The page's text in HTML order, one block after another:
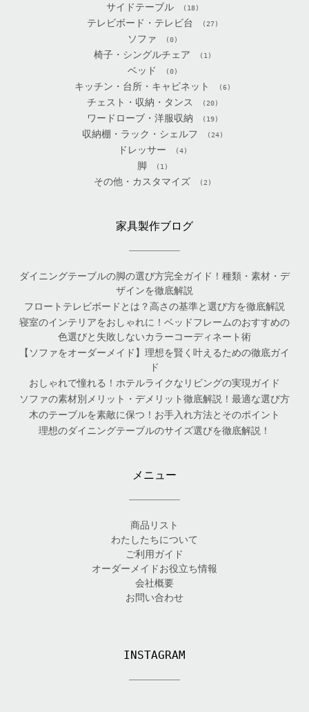
サイドテーブル (18)
テレビボード・テレビ台 (27)
ソファ (0)
椅子・シングルチェア (1)
ベッド (0)
キッチン・台所・キャビネット (6)
チェスト・収納・タンス (20)
ワードローブ・洋服収納 (19)
収納棚・ラック・シェルフ (24)
ドレッサー (4)
脚 (1)
その他・カスタマイズ (2)
家具製作ブログ
ダイニングテーブルの脚の選び方完全ガイド！種類・素材・デ
ザインを徹底解説
フロートテレビボードとは？高さの基準と選び方を徹底解説
寝室のインテリアをおしゃれに！ベッドフレームのおすすめの
色選びと失敗しないカラーコーディネート術
【ソファをオーダーメイド】理想を賢く叶えるための徹底ガイ
ド
おしゃれで憧れる！ホテルライクなリビングの実現ガイド
ソファの素材別メリット・デメリット徹底解説！最適な選び方
木のテーブルを素敵に保つ！お手入れ方法とそのポイント
理想のダイニングテーブルのサイズ選びを徹底解説！
メニュー
商品リスト
わたしたちについて
ご利用ガイド
オーダーメイドお役立ち情報
会社概要
お問い合わせ
INSTAGRAM